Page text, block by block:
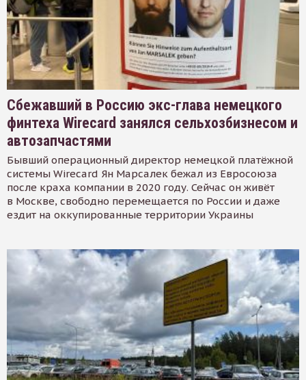
Сбежавший в Россию экс-глава немецкого
финтеха Wirecard занялся сельхозбизнесом и
автозапчастями
Бывший операционный директор немецкой платёжной
системы Wirecard Ян Марсалек бежал из Евросоюза
после краха компании в 2020 году. Сейчас он живёт
в Москве, свободно перемещается по России и даже
ездит на оккупированные территории Украины